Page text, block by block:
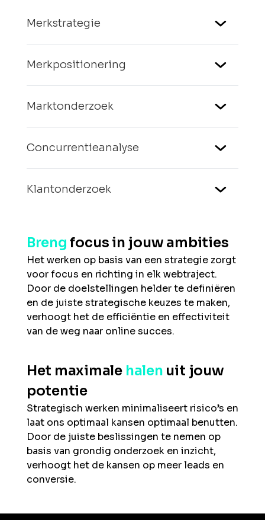
Merkstrategie
Wat zijn jouw kernwaarden en doelen?
Merkpositionering
Waar is jouw unieke positie in de markt?
Marktonderzoek
Wat doen de markt, concurrenten en de
Concurrentieanalyse
Hoe onderscheidend zijn jouw
Klantonderzoek
en gedrag van jouw klanten.
Breng focus in jouw ambities
Het werken op basis van een strategie zorgt
voor focus en richting in elk webtraject.
Door de doelstellingen helder te definiëren
en de juiste strategische keuzes te maken,
verhoogt het de efficiëntie en effectiviteit
van de weg naar online succes.
Het maximale halen uit jouw
potentie
Strategisch werken minimaliseert risico’s en
laat ons optimaal kansen optimaal benutten.
Door de juiste beslissingen te nemen op
basis van grondig onderzoek en inzicht,
verhoogt het de kansen op meer leads en
conversie.